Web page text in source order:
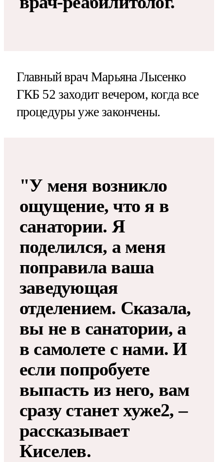
Главный врач Марьяна Лысенко
ГКБ 52 заходит вечером, когда все
процедуры уже закончены.
"У меня возникло
ощущение, что я в
санатории. Я
поделился, а меня
поправила ваша
заведующая
отделением. Сказала,
вы не в санатории, а
в самолете с нами. И
если попробуете
выпасть из него, вам
сразу станет хуже2, –
рассказывает
Киселев.